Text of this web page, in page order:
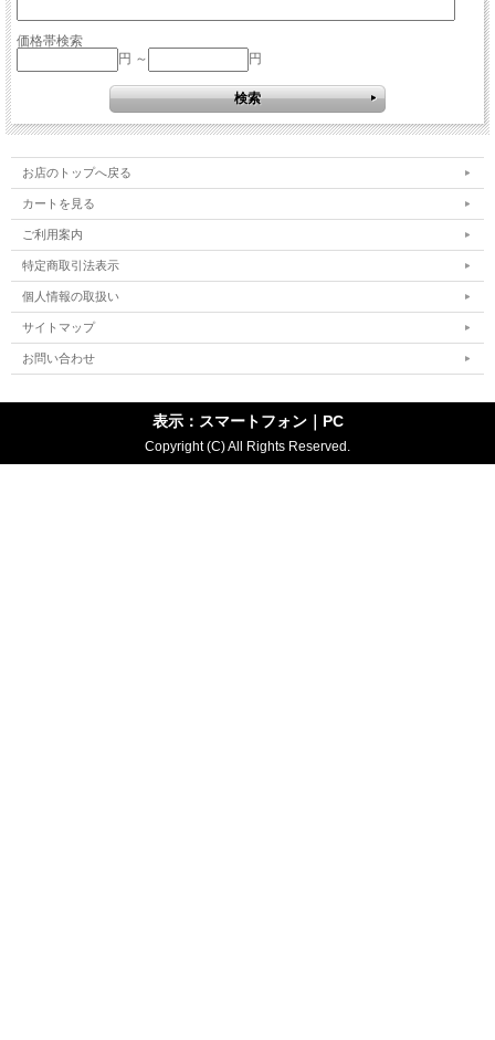
価格帯検索
円 ～
円
お店のトップへ戻る
カートを見る
ご利用案内
特定商取引法表示
個人情報の取扱い
サイトマップ
お問い合わせ
表示：スマートフォン｜ PC
Copyright (C) All Rights Reserved.